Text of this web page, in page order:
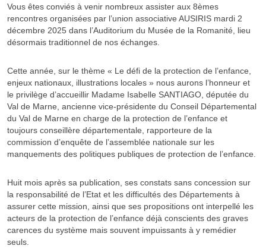
Vous êtes conviés à venir nombreux assister aux 8èmes
rencontres organisées par l’union associative AUSIRIS mardi 2
décembre 2025 dans l’Auditorium du Musée de la Romanité, lieu
désormais traditionnel de nos échanges.
Cette année, sur le thème « Le défi de la protection de l’enfance,
enjeux nationaux, illustrations locales » nous aurons l’honneur et
le privilège d’accueillir Madame Isabelle SANTIAGO, députée du
Val de Marne, ancienne vice-présidente du Conseil Départemental
du Val de Marne en charge de la protection de l’enfance et
toujours conseillère départementale, rapporteure de la
commission d’enquête de l’assemblée nationale sur les
manquements des politiques publiques de protection de l’enfance.
Huit mois après sa publication, ses constats sans concession sur
la responsabilité de l’Etat et les difficultés des Départements à
assurer cette mission, ainsi que ses propositions ont interpellé les
acteurs de la protection de l’enfance déjà conscients des graves
carences du système mais souvent impuissants à y remédier
seuls.